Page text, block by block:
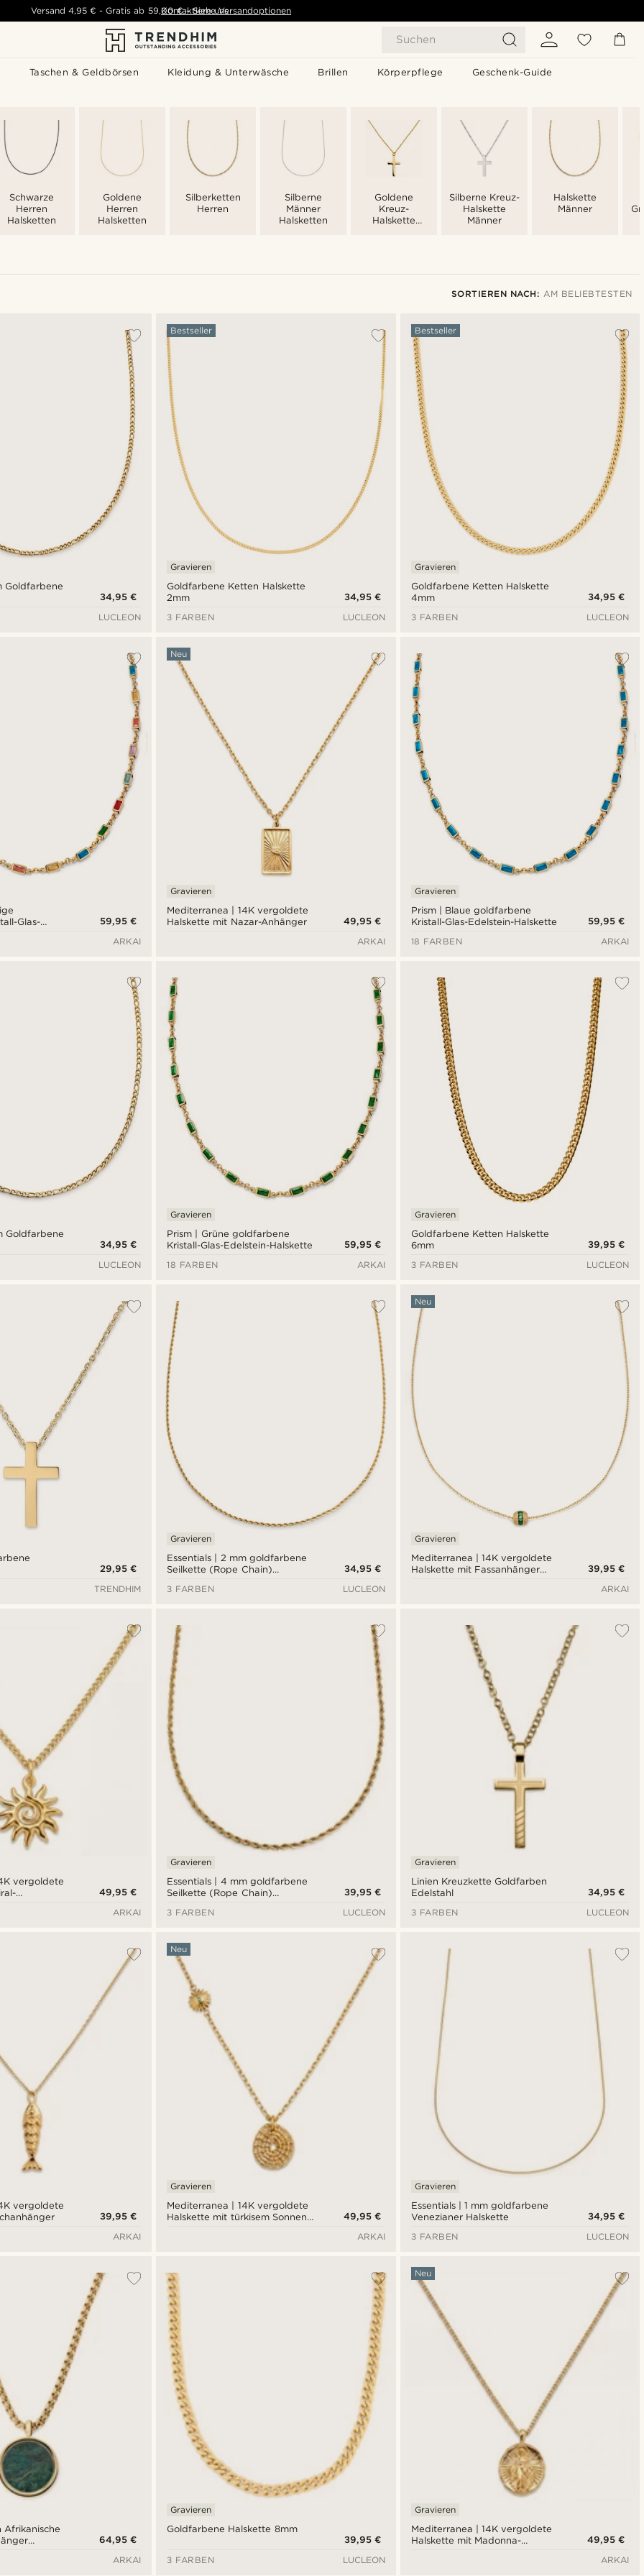
Suchen
Taschen & Geldbörsen Kleidung & Unterwäsche Brillen Körperpflege Geschenk-Guide
Versand 4,95 € -Gratis ab 59,00 € - Siehe Versandoptionen
Kontaktiere uns
Schwarze
Herren
Halsketten
Goldene
Herren
Halsketten
Silberketten
Herren
Silberne
Männer
Halsketten
Goldene
Kreuz-
Halskette
Silberne Kreuz-
Halskette
Männer
Halskette
Männer
SORTIEREN NACH: AM BELIEBTESTEN
Goldfarbene
34,95 €
LUCLEON
Goldfarbene Ketten Halskette
2mm
Bestseller
Gravieren
34,95 €
3 FARBEN
LUCLEON
Goldfarbene Ketten Halskette
4mm
Bestseller
Gravieren
34,95 €
3 FARBEN
LUCLEON
Glas-
59,95 €
ARKAI
Mediterranea | 14K vergoldete
Halskette mit Nazar-Anhänger
Neu
Gravieren
49,95 €
ARKAI
Prism | Blaue goldfarbene
Kristall-Glas-Edelstein-Halskette
Gravieren
59,95 €
18 FARBEN
ARKAI
Goldfarbene
34,95 €
LUCLEON
Prism | Grüne goldfarbene
Kristall-Glas-Edelstein-Halskette
Gravieren
59,95 €
18 FARBEN
ARKAI
Goldfarbene Ketten Halskette
6mm
Gravieren
39,95 €
3 FARBEN
LUCLEON
29,95 €
TRENDHIM
Essentials | 2 mm goldfarbene
Seilkette (Rope Chain)
Gravieren
34,95 €
3 FARBEN
LUCLEON
Mediterranea | 14K vergoldete
Halskette mit Fassanhänger
Neu
Gravieren
39,95 €
ARKAI
vergoldete
49,95 €
ARKAI
Essentials | 4 mm goldfarbene
Seilkette (Rope Chain)
Gravieren
39,95 €
3 FARBEN
LUCLEON
Linien Kreuzkette Goldfarben
Edelstahl
Gravieren
34,95 €
3 FARBEN
LUCLEON
vergoldete
39,95 €
ARKAI
Mediterranea | 14K vergoldete
Halskette mit türkisem Sonnen-
Neu
Gravieren
49,95 €
ARKAI
Essentials | 1 mm goldfarbene
Venezianer Halskette
Gravieren
34,95 €
3 FARBEN
LUCLEON
Afrikanische
64,95 €
ARKAI
Goldfarbene Halskette 8mm
Gravieren
39,95 €
3 FARBEN
LUCLEON
Mediterranea | 14K vergoldete
Halskette mit Madonna-
Neu
Gravieren
49,95 €
ARKAI